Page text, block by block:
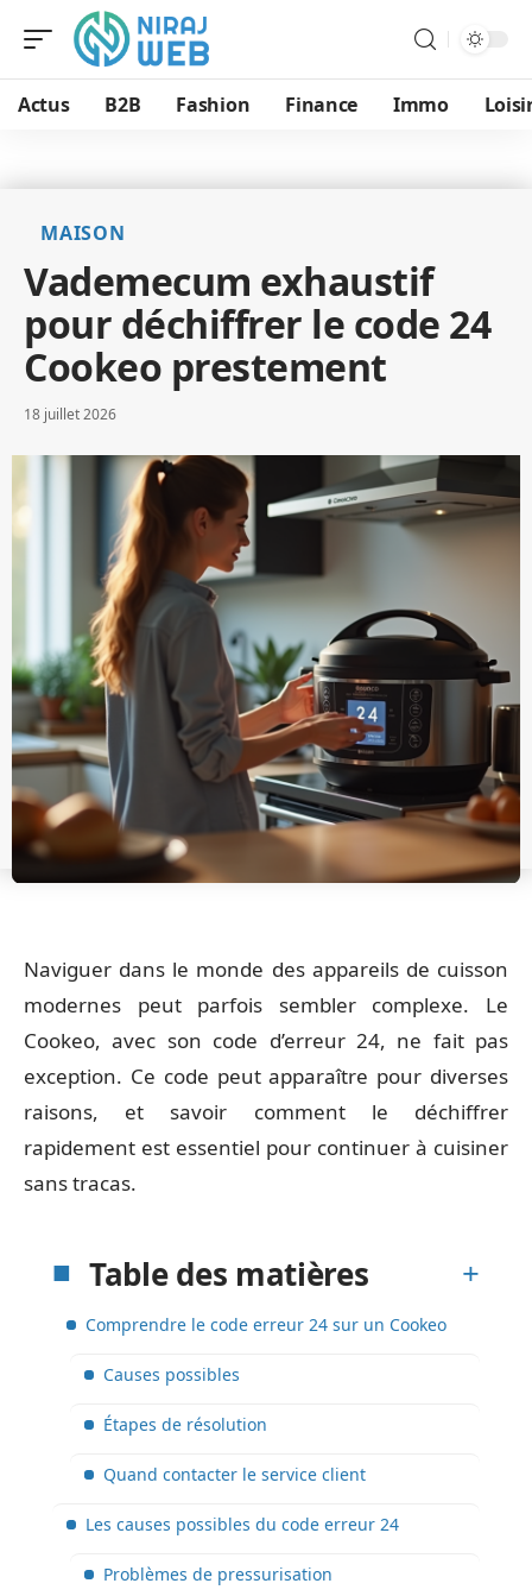
Actus B2B Fashion Finance Immo
MAISON
Vademecum exhaustif
pour déchiffrer le code 24
Cookeo prestement
18 juillet 2026
Naviguer dans le monde des appareils de cuisson
modernes peut parfois sembler complexe. Le
Cookeo, avec son code d’erreur 24, ne fait pas
exception. Ce code peut apparaître pour diverses
raisons, et savoir comment le déchiffrer
rapidement est essentiel pour continuer à cuisiner
sans tracas.
Table des matières
Comprendre le code erreur 24 sur un Cookeo
Causes possibles
Étapes de résolution
Quand contacter le service client
Les causes possibles du code erreur 24
Problèmes de pressurisation